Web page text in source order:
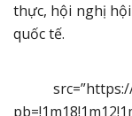
thực, hội nghị
quốc tế.